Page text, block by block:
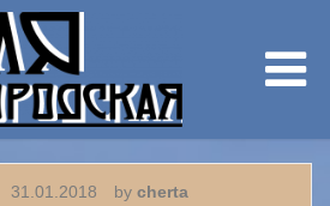
31.01.2018 by cherta